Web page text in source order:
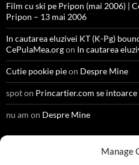
Manage
Film cu ski pe Pripon (mai 2006) |
Pripon – 13 mai 2006
In cautarea eluzivei KT (K-Pg)
CePulaMea.orgon In cautarea
Cutie pookie pieon Despre Mine
spoton Princartier.com se intoarce
nu am on Despre Mine